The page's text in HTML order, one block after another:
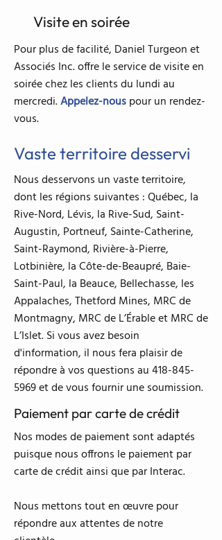
Visite en soirée
Pour plus de facilité, Daniel Turgeon et
Associés Inc. offre le service de visite en
soirée chez les clients du lundi au
mercredi.Appelez-nouspour un rendez-
vous.
Vaste territoire desservi
Nous desservons un vaste territoire,
dont les régions suivantes : Québec, la
Rive-Nord, Lévis, la Rive-Sud, Saint-
Augustin, Portneuf, Sainte-Catherine,
Saint-Raymond, Rivière-à-Pierre,
Lotbinière, la Côte-de-Beaupré, Baie-
Saint-Paul, la Beauce, Bellechasse, les
Appalaches, Thetford Mines, MRC de
Montmagny, MRC de L’Érable et MRC de
L’Islet. Si vous avez besoin
d'information, il nous fera plaisir de
répondre à vos questions au418-845-
5969et de vous fournir une soumission.
Paiement par carte de crédit
Nos modes de paiement sont adaptés
puisque nous offrons le paiement par
carte de crédit ainsi que par Interac.
Nous mettons tout en œuvre pour
répondre aux attentes de notre